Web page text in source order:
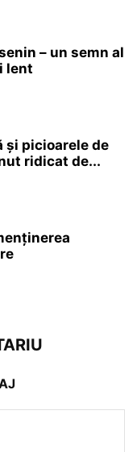
– un semn al
lent
și picioarele de
ridicat de...